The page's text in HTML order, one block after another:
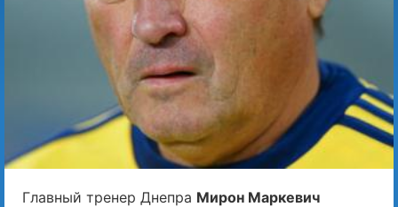
Главный тренер Днепра Мирон Маркевич